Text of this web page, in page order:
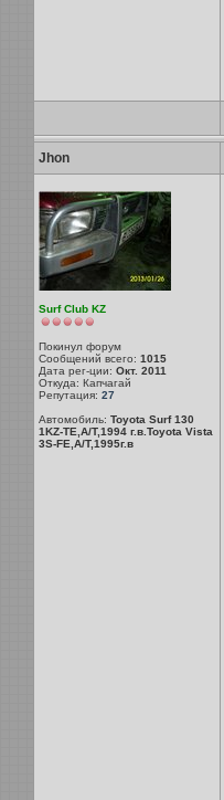
Jhon
Surf Club KZ
Покинул форум
Сообщений всего: 1015
Дата рег-ции: Окт. 2011
Откуда: Капчагай
Репутация: 27
Автомобиль: Toyota Surf 130
1KZ-TE,A/T,1994 г.в.Toyota Vista
3S-FE,A/T,1995г.в